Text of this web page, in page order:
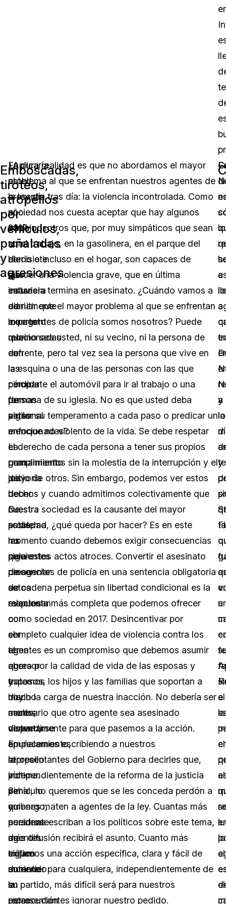
Emboscadas,
tiroteos,
atropellos
por
vehículos,
puñaladas
y
agresiones
En
el
presente
año
2017
son
diecisiete
las
causas
de
muerte
relacionadas
con
la
pérdida
de
personal
en
el
cumplimiento
del
deber.
De
estas,
las
siguientes
cinco
se
relacionan
con
el
tema
que
tratamos
hoy:
asalto,
disparo,
apuñalamiento,
atropello
por
vehículo
y
accidente
de
tráfico
durante
la
persecución
¿Aplicaría
usted
a
un
trabajo
en
el
que
estuviera
diariamente
expuesto
morir
de
las
cinco
formas
antes
mencionadas?
La
gran
mayoría
de
nuestra
sociedad
no
quiere
presenciar
estos
eventos
o
ser
el
agresor
y
mucho
menos
convertirse
en
la
víctima.
Sin
embargo,
nuestros
agentes
siguen
muriendo
en
estas
La pura realidad es que no abordamos el mayor
problema al que se enfrentan nuestros agentes de
la ley día tras día: la violencia incontrolada. Como
sociedad nos cuesta aceptar que hay algunos
entre nosotros que, por muy simpáticos que sean
en el trabajo, en la gasolinera, en el parque del
barrio o incluso en el hogar, son capaces de
ejercer una violencia grave, que en última
instancia termina en asesinato. ¿Cuándo vamos a
admitir que el mayor problema al que se enfrentan
los agentes de policía somos nosotros? Puede
que no sea usted, ni su vecino, ni la persona de
enfrente, pero tal vez sea la persona que vive en
la esquina o una de las personas con las que
comparte el automóvil para ir al trabajo o una
persona de su iglesia. No es que usted deba
vigilar su temperamento a cada paso o predicar un
enfoque no violento de la vida. Se debe respetar
el derecho de cada persona a tener sus propios
pensamientos sin la molestia de la interrupción y el
juicio de otros. Sin embargo, podemos ver estos
hechos y cuando admitimos colectivamente que
nuestra sociedad es la causante del mayor
problema, ¿qué queda por hacer? Es en este
momento cuando debemos exigir consecuencias
para estos actos atroces. Convertir el asesinato
de agentes de policía en una sentencia obligatoria
de cadena perpetua sin libertad condicional es la
respuesta más completa que podemos ofrecer
como sociedad en 2017. Desincentivar por
completo cualquier idea de violencia contra los
agentes es un compromiso que debemos asumir
ahora por la calidad de vida de las esposas y
esposos, los hijos y las familias que soportan a
diario la carga de nuestra inacción. No debería ser
necesario que otro agente sea asesinado
violentamente para que pasemos a la acción.
Empecemos escribiendo a nuestros
representantes del Gobierno para decirles que,
independientemente de la reforma de la justicia
penal, no queremos que se les conceda perdón a
quienes maten a agentes de la ley. Cuantas más
personas escriban a los políticos sobre este tema,
más difusión recibirá el asunto. Cuanto más
exijamos una acción específica, clara y fácil de
entender para cualquiera, independientemente de
su partido, más difícil será para nuestros
representantes ignorar nuestro pedido.
a
a
la
el
el
a
y
y
a
a
la
el
al
el